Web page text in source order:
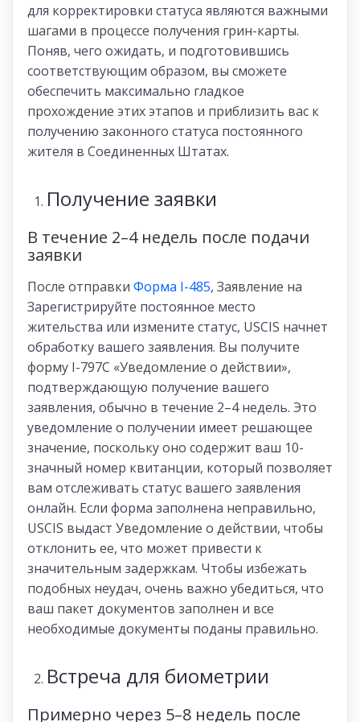
для корректировки статуса являются важными
шагами в процессе получения грин-карты.
Поняв, чего ожидать, и подготовившись
соответствующим образом, вы сможете
обеспечить максимально гладкое
прохождение этих этапов и приблизить вас к
получению законного статуса постоянного
жителя в Соединенных Штатах.
Получение заявки
В течение 2–4 недель после подачи
заявки
После отправки Форма I-485, Заявление на
Зарегистрируйте постоянное место
жительства или измените статус, USCIS начнет
обработку вашего заявления. Вы получите
форму I-797C «Уведомление о действии»,
подтверждающую получение вашего
заявления, обычно в течение 2–4 недель. Это
уведомление о получении имеет решающее
значение, поскольку оно содержит ваш 10-
значный номер квитанции, который позволяет
вам отслеживать статус вашего заявления
онлайн. Если форма заполнена неправильно,
USCIS выдаст Уведомление о действии, чтобы
отклонить ее, что может привести к
значительным задержкам. Чтобы избежать
подобных неудач, очень важно убедиться, что
ваш пакет документов заполнен и все
необходимые документы поданы правильно.
Встреча для биометрии
Примерно через 5–8 недель после